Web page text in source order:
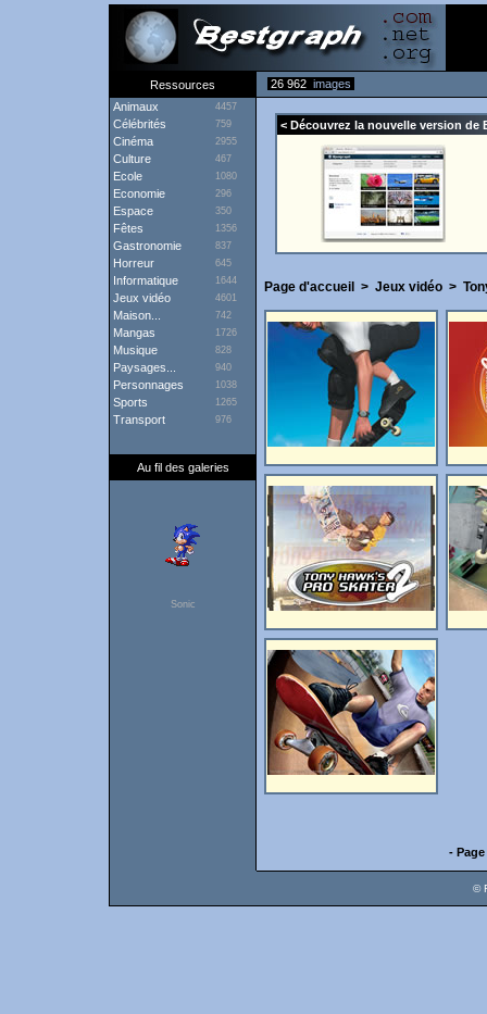
Ressources 26 962 images
Animaux
4457
Célébrités 759
Cinéma 2955
Culture 467
Ecole 1080
Economie 296
Espace 350
Fêtes 1356
Gastronomie 837
Horreur 645
Informatique 1644
Jeux vidéo 4601
Maison... 742
Mangas 1726
Musique 828
Paysages... 940
Personnages 1038
Sports 1265
Transport 976
Au fil des galeries
Sonic
< Découvrez la nouvelle version de
Page d'accueil > Jeux vidéo >
-
©